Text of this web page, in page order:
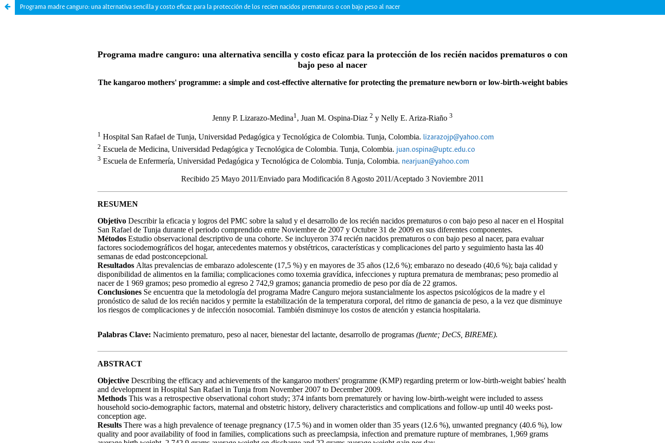
Programa madre canguro: una alternativa sencilla y costo eficaz para la protección de los recien nacidos prematuros o con bajo peso al nacer